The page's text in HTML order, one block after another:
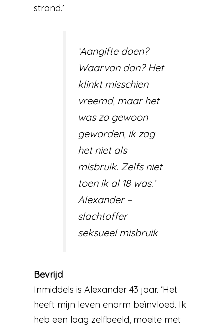
strand.’
‘Aangifte doen?
Waarvan dan? Het
klinkt misschien
vreemd, maar het
was zo gewoon
geworden, ik zag
het niet als
misbruik. Zelfs niet
toen ik al 18 was.’
Alexander –
slachtoffer
seksueel misbruik
Bevrijd
Inmiddels is Alexander 43 jaar. ‘Het
heeft mijn leven enorm beïnvloed. Ik
heb een laag zelfbeeld, moeite met